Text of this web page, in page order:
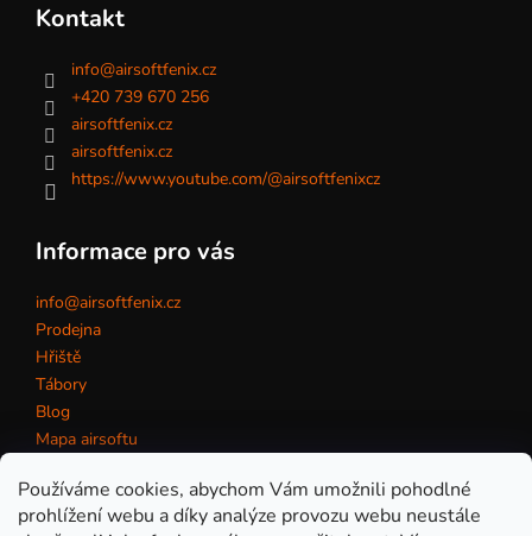
Používáme cookies, abychom Vám umožnili pohodlné
prohlížení webu a díky analýze provozu webu neustále
Kontakt
info@airsoftfenix.cz
+420 739 670 256
airsoftfenix.cz
airsoftfenix.cz
https://www.youtube.com/@airsoftfenixcz
Informace pro vás
info@airsoftfenix.cz
Prodejna
Hřiště
Tábory
Blog
Mapa airsoftu